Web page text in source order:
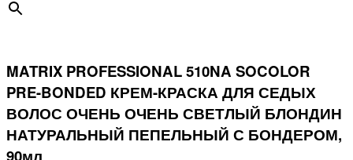
MATRIX PROFESSIONAL 510NA SOCOLOR
PRE-BONDED КРЕМ-КРАСКА ДЛЯ СЕДЫХ
ВОЛОС ОЧЕНЬ ОЧЕНЬ СВЕТЛЫЙ БЛОНДИН
НАТУРАЛЬНЫЙ ПЕПЕЛЬНЫЙ С БОНДЕРОМ,
90мл